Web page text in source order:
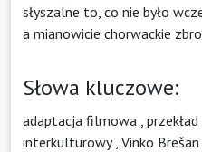
słyszalne to, co nie było
a mianowicie chorwackie
Słowa kluczowe:
adaptacja filmowa
interkulturowy, Vinko Brešan